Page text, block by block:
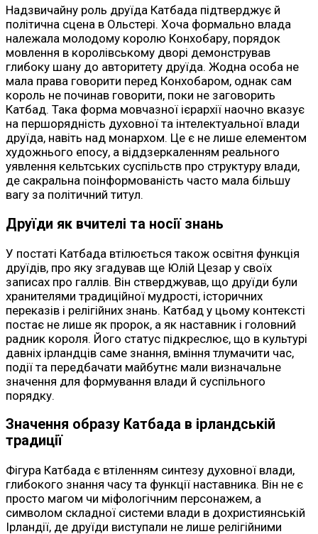
Надзвичайну роль друїда Катбада підтверджує й
політична сцена в Ольстері. Хоча формально влада
належала молодому королю Конхобару, порядок
мовлення в королівському дворі демонстрував
глибоку шану до авторитету друїда. Жодна особа не
мала права говорити перед Конхобаром, однак сам
король не починав говорити, поки не заговорить
Катбад. Така форма мовчазної ієрархії наочно вказує
на першорядність духовної та інтелектуальної влади
друїда, навіть над монархом. Це є не лише елементом
художнього епосу, а віддзеркаленням реального
уявлення кельтських суспільств про структуру влади,
де сакральна поінформованість часто мала більшу
вагу за політичний титул.
Друїди як вчителі та носії знань
У постаті Катбада втілюється також освітня функція
друїдів, про яку згадував ще Юлій Цезар у своїх
записах про галлів. Він стверджував, що друїди були
хранителями традиційної мудрості, історичних
переказів і релігійних знань. Катбад у цьому контексті
постає не лише як пророк, а як наставник і головний
радник короля. Його статус підкреслює, що в культурі
давніх ірландців саме знання, вміння тлумачити час,
події та передбачати майбутнє мали визначальне
значення для формування влади й суспільного
порядку.
Значення образу Катбада в ірландській
традиції
Фігура Катбада є втіленням синтезу духовної влади,
глибокого знання часу та функції наставника. Він не є
просто магом чи міфологічним персонажем, а
символом складної системи влади в дохристиянській
Ірландії, де друїди виступали не лише релігійними